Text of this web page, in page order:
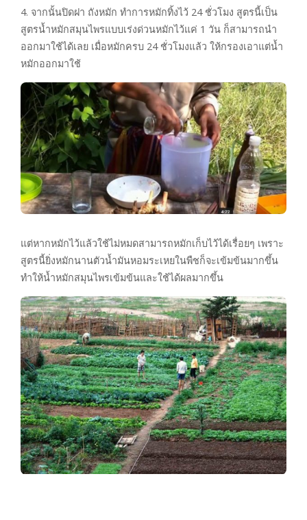
4. จากนั้นปิดฝา ถังหมัก ทำการหมักทิ้งไว้ 24 ชั่วโมง สูตรนี้เป็น
สูตรน้ำหมักสมุนไพรแบบเร่งด่วนหมักไว้แค่ 1 วัน ก็สามารถนำ
ออกมาใช้ได้เลย เมื่อหมักครบ 24 ชั่วโมงแล้ว ให้กรองเอาแต่น้ำ
หมักออกมาใช้
แต่หากหมักไว้แล้วใช้ไม่หมดสามารถหมักเก็บไว้ได้เรื่อยๆ เพราะ
สูตรนี้ยิ่งหมักนานตัวน้ำมันหอมระเหยในพืชก็จะเข้มข้นมากขึ้น
ทำให้น้ำหมักสมุนไพรเข้มข้นและใช้ได้ผลมากขึ้น